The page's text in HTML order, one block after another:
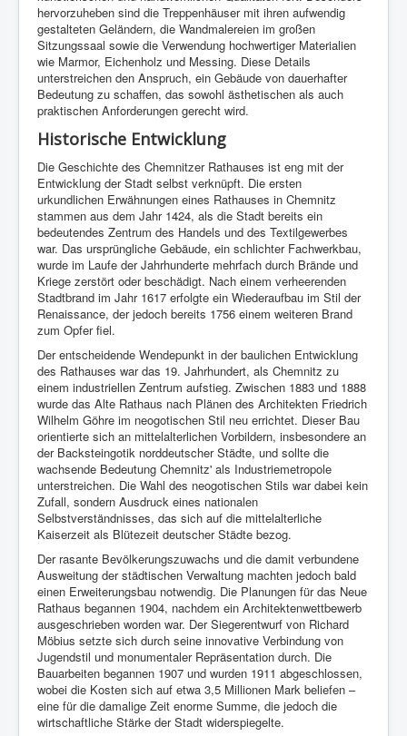
hervorzuheben sind die Treppenhäuser mit ihren aufwendig
gestalteten Geländern, die Wandmalereien im großen
Sitzungssaal sowie die Verwendung hochwertiger Materialien
wie Marmor, Eichenholz und Messing. Diese Details
unterstreichen den Anspruch, ein Gebäude von dauerhafter
Bedeutung zu schaffen, das sowohl ästhetischen als auch
praktischen Anforderungen gerecht wird.
Historische Entwicklung
Die Geschichte des Chemnitzer Rathauses ist eng mit der
Entwicklung der Stadt selbst verknüpft. Die ersten
urkundlichen Erwähnungen eines Rathauses in Chemnitz
stammen aus dem Jahr 1424, als die Stadt bereits ein
bedeutendes Zentrum des Handels und des Textilgewerbes
war. Das ursprüngliche Gebäude, ein schlichter Fachwerkbau,
wurde im Laufe der Jahrhunderte mehrfach durch Brände und
Kriege zerstört oder beschädigt. Nach einem verheerenden
Stadtbrand im Jahr 1617 erfolgte ein Wiederaufbau im Stil der
Renaissance, der jedoch bereits 1756 einem weiteren Brand
zum Opfer fiel.
Der entscheidende Wendepunkt in der baulichen Entwicklung
des Rathauses war das 19. Jahrhundert, als Chemnitz zu
einem industriellen Zentrum aufstieg. Zwischen 1883 und 1888
wurde das Alte Rathaus nach Plänen des Architekten Friedrich
Wilhelm Göhre im neogotischen Stil neu errichtet. Dieser Bau
orientierte sich an mittelalterlichen Vorbildern, insbesondere an
der Backsteingotik norddeutscher Städte, und sollte die
wachsende Bedeutung Chemnitz' als Industriemetropole
unterstreichen. Die Wahl des neogotischen Stils war dabei kein
Zufall, sondern Ausdruck eines nationalen
Selbstverständnisses, das sich auf die mittelalterliche
Kaiserzeit als Blütezeit deutscher Städte bezog.
Der rasante Bevölkerungszuwachs und die damit verbundene
Ausweitung der städtischen Verwaltung machten jedoch bald
einen Erweiterungsbau notwendig. Die Planungen für das Neue
Rathaus begannen 1904, nachdem ein Architektenwettbewerb
ausgeschrieben worden war. Der Siegerentwurf von Richard
Möbius setzte sich durch seine innovative Verbindung von
Jugendstil und monumentaler Repräsentation durch. Die
Bauarbeiten begannen 1907 und wurden 1911 abgeschlossen,
wobei die Kosten sich auf etwa 3,5 Millionen Mark beliefen –
eine für die damalige Zeit enorme Summe, die jedoch die
wirtschaftliche Stärke der Stadt widerspiegelte.